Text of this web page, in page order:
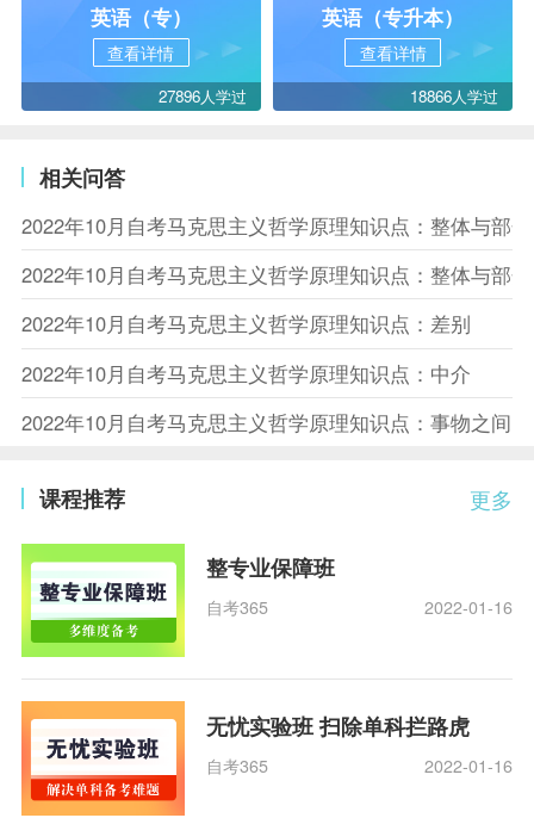
英语（专）
查看详情
27896人学过
英语（专升本）
查看详情
18866人学过
相关问答
2022年10月自考马克思主义哲学原理知识点：整体与部
2022年10月自考马克思主义哲学原理知识点：整体与部
2022年10月自考马克思主义哲学原理知识点：差别
2022年10月自考马克思主义哲学原理知识点：中介
2022年10月自考马克思主义哲学原理知识点：事物之间
更多
课程推荐
整专业保障班
自考365 2022-01-16
无忧实验班 扫除单科拦路虎
自考365 2022-01-16